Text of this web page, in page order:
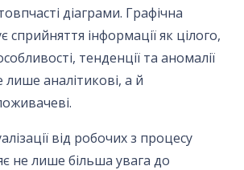
діаграми. Графічна
інформації як цілого,
тенденції та аномалії
аналітикові, а й
від робочих з процесу
не лише більша увага до